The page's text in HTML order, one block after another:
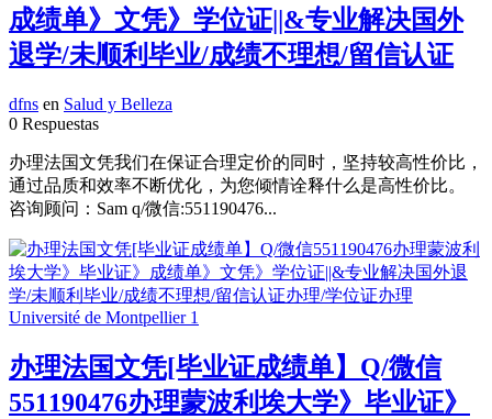
成绩单》文凭》学位证||&专业解决国外
退学/未顺利毕业/成绩不理想/留信认证
dfns en Salud y Belleza
0 Respuestas
办理法国文凭我们在保证合理定价的同时，坚持较高性价比，
通过品质和效率不断优化，为您倾情诠释什么是高性价比。
咨询顾问：Sam q/微信:551190476...
办理法国文凭[毕业证成绩单】Q/微信
551190476办理蒙波利埃大学》毕业证》